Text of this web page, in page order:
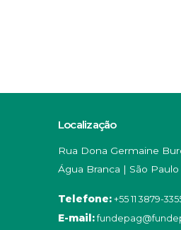
Localização
Rua Dona Germaine
Água Branca | São
Telefone: +55 11 3879-
E-mail: